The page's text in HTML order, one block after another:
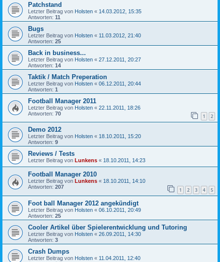
Patchstand
Letzter Beitrag von Holsten « 14.03.2012, 15:35
Antworten: 11
Bugs
Letzter Beitrag von Holsten « 11.03.2012, 21:40
Antworten: 25
Back in business...
Letzter Beitrag von Holsten « 27.12.2011, 20:27
Antworten: 14
Taktik / Match Preperation
Letzter Beitrag von Holsten « 06.12.2011, 20:44
Antworten: 1
Football Manager 2011
Letzter Beitrag von Holsten « 22.11.2011, 18:26
Antworten: 70 1 2
Demo 2012
Letzter Beitrag von Holsten « 18.10.2011, 15:20
Antworten: 9
Reviews / Tests
Letzter Beitrag von Lunkens « 18.10.2011, 14:23
Football Manager 2010
Letzter Beitrag von Lunkens « 18.10.2011, 14:10
Antworten: 207 1 2 3 4 5
Foot ball Manager 2012 angekündigt
Letzter Beitrag von Holsten « 06.10.2011, 20:49
Antworten: 25
Cooler Artikel über Spielerentwicklung und Tutoring
Letzter Beitrag von Holsten « 26.09.2011, 14:30
Antworten: 3
Crash Dumps
Letzter Beitrag von Holsten « 11.04.2011, 12:40